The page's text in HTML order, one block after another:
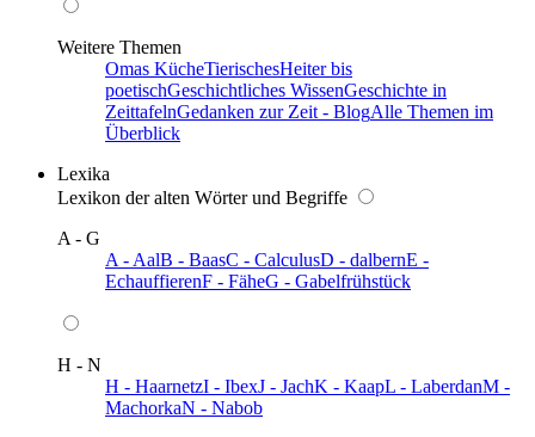
Weitere Themen
Omas KücheTierischesHeiter bis
poetischGeschichtliches WissenGeschichte in
ZeittafelnGedanken zur Zeit - BlogAlle Themen im
Überblick
Lexika
Lexikon der alten Wörter und Begriffe
A - G
A - AalB - BaasC - CalculusD - dalbernE -
EchauffierenF - FäheG - Gabelfrühstück
H - N
H - HaarnetzI - IbexJ - JachK - KaapL - LaberdanM -
MachorkaN - Nabob